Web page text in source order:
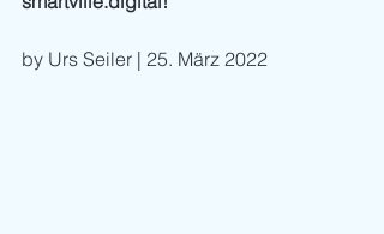
by Urs Seiler | 25. März 2022